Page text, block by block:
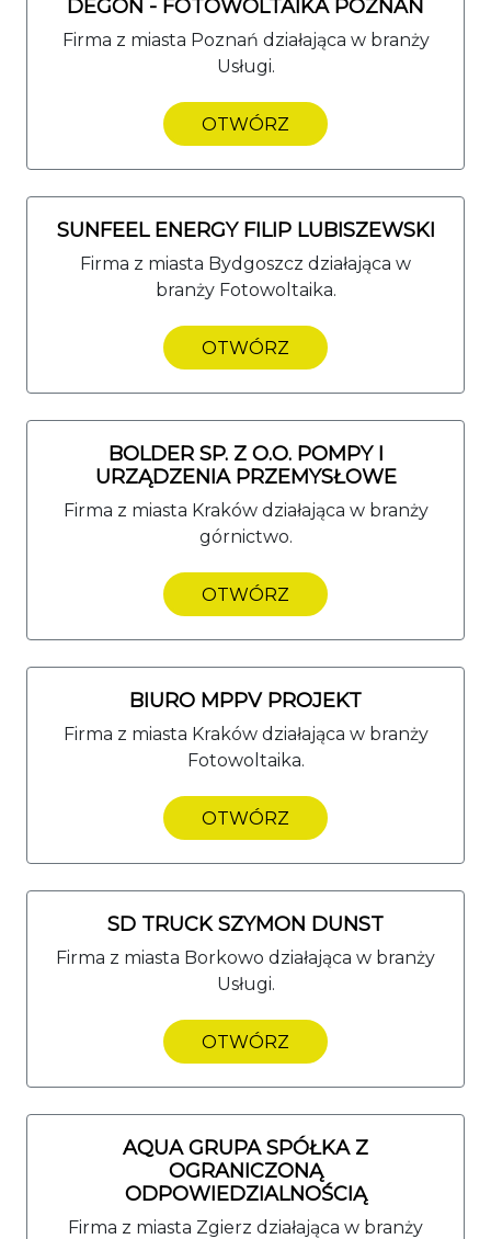
DEGON - FOTOWOLTAIKA POZNAŃ
Firma z miasta Poznań działająca w branży
Usługi.
OTWÓRZ
SUNFEEL ENERGY FILIP LUBISZEWSKI
Firma z miasta Bydgoszcz działająca w
branży Fotowoltaika.
OTWÓRZ
BOLDER SP. Z O.O. POMPY I
URZĄDZENIA PRZEMYSŁOWE
Firma z miasta Kraków działająca w branży
górnictwo.
OTWÓRZ
BIURO MPPV PROJEKT
Firma z miasta Kraków działająca w branży
Fotowoltaika.
OTWÓRZ
SD TRUCK SZYMON DUNST
Firma z miasta Borkowo działająca w branży
Usługi.
OTWÓRZ
AQUA GRUPA SPÓŁKA Z
OGRANICZONĄ
ODPOWIEDZIALNOŚCIĄ
Firma z miasta Zgierz działająca w branży